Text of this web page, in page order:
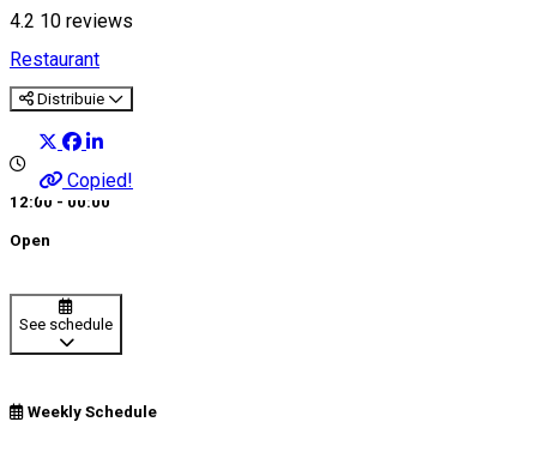
4.2 10 reviews
Restaurant
Distribuie
Copied!
12:00 - 00:00
Open
See schedule
Weekly Schedule